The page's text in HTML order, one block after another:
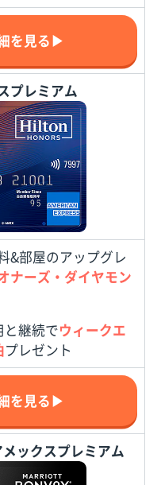
を見る▶
プレミアム
&部屋のアップグレ
ナーズ・ダイヤモン
と継続でウィークエ
プレゼント
を見る▶
ックスプレミアム